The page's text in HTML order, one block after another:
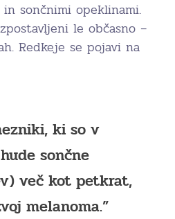
sončnimi opeklinami.
le občasno –
Redkeje se pojavi na
ki so v
sončne
več kot petkrat,
melanoma.”